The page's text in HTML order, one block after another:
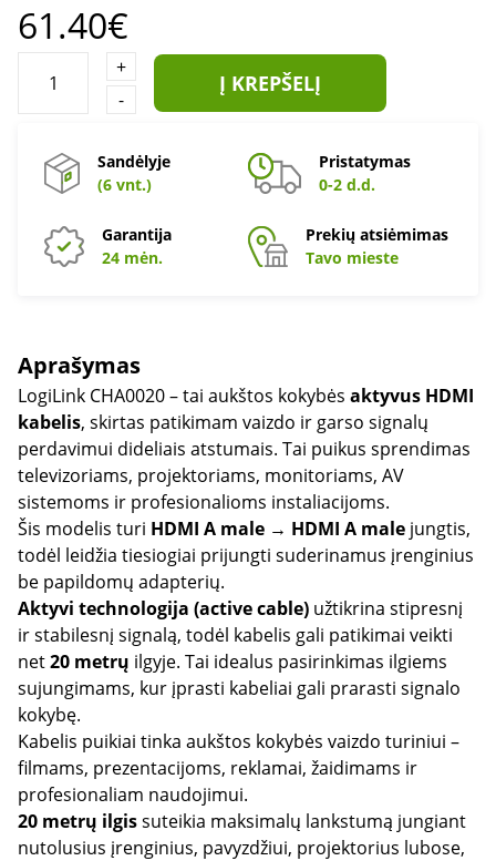
61.40€
+
-
Į KREPŠELĮ
Sandėlyje
(6 vnt.)
Pristatymas
0-2 d.d.
Garantija
24 mėn.
Prekių atsiėmimas
Tavo mieste
Aprašymas
LogiLink CHA0020 – tai aukštos kokybės aktyvus HDMI
kabelis, skirtas patikimam vaizdo ir garso signalų
perdavimui dideliais atstumais. Tai puikus sprendimas
televizoriams, projektoriams, monitoriams, AV
sistemoms ir profesionalioms instaliacijoms.
Šis modelis turi HDMI A male → HDMI A male jungtis,
todėl leidžia tiesiogiai prijungti suderinamus įrenginius
be papildomų adapterių.
Aktyvi technologija (active cable) užtikrina stipresnį
ir stabilesnį signalą, todėl kabelis gali patikimai veikti
net20 metrų ilgyje. Tai idealus pasirinkimas ilgiems
sujungimams, kur įprasti kabeliai gali prarasti signalo
kokybę.
Kabelis puikiai tinka aukštos kokybės vaizdo turiniui –
filmams, prezentacijoms, reklamai, žaidimams ir
profesionaliam naudojimui.
20 metrų ilgissuteikia maksimalų lankstumą jungiant
nutolusius įrenginius, pavyzdžiui, projektorius lubose,